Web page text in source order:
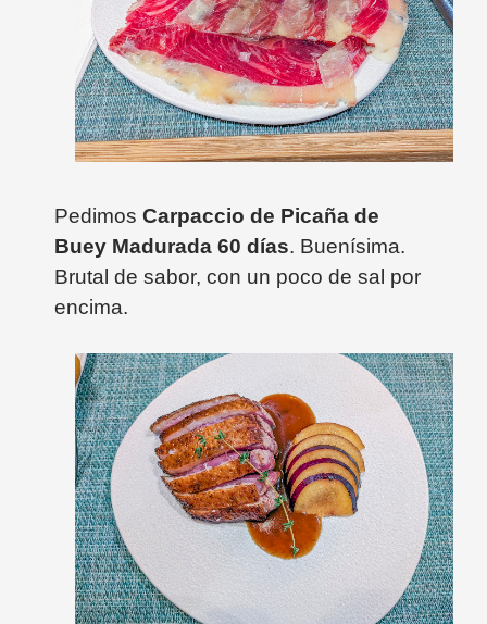
Pedimos Carpaccio de Picaña de
Buey Madurada 60 días. Buenísima.
Brutal de sabor, con un poco de sal por
encima.